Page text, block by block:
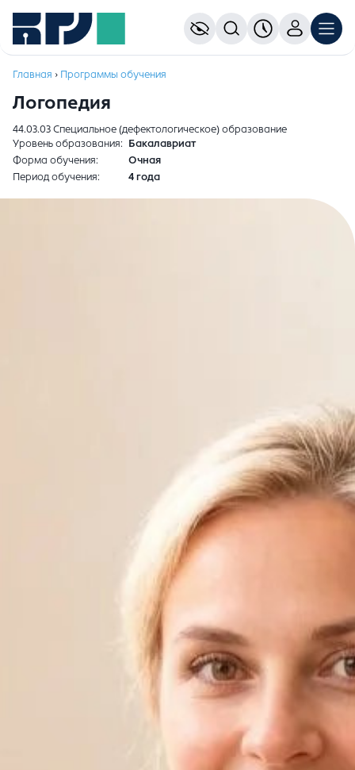
Главная › Программы обучения
Логопедия
44.03.03 Специальное (дефектологическое) образование
Уровень образования
Бакалавриат
Форма обучения
Очная
Период обучения
4 года